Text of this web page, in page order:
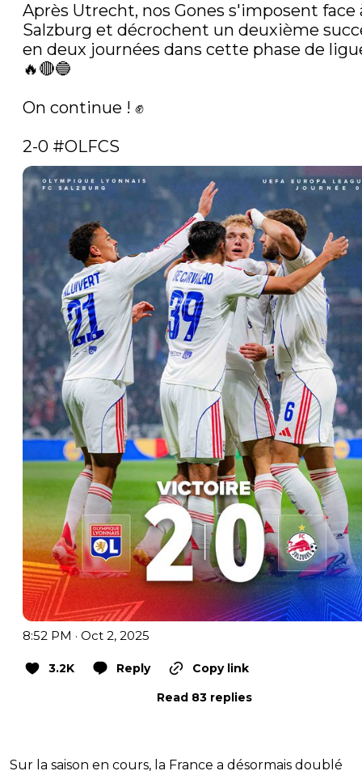
Après Utrecht, nos Gones s'imposent face
Salzburg et décrochent un deuxième
en deux journées dans cette phase de
🔥🔴🔵
On continue ! ✊
2-0 #OLFCS
8:52 PM · Oct 2, 2025
3.2K Reply
Copy link
Read 83 replies
Sur la saison en cours, la France a désormais doublé